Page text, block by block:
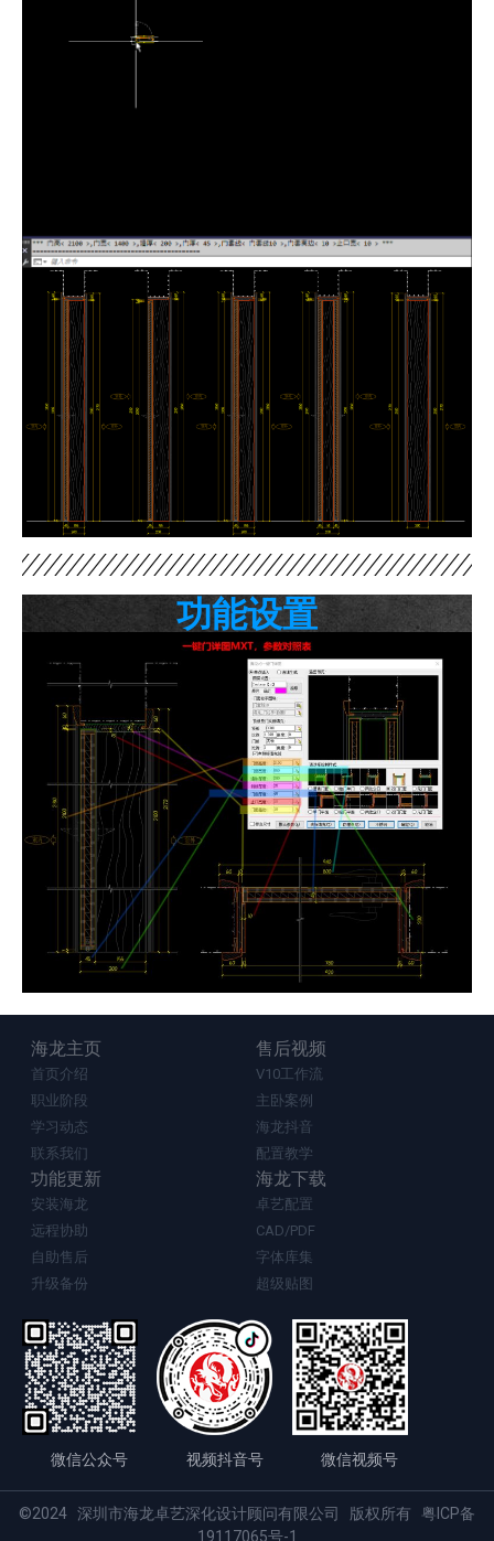
功能设置​
海龙主页
首页介绍
职业阶段
学习动态
联系我们
售后视频
V10工作流
主卧案例
海龙抖音
配置教学
功能更新
安装海龙
远程协助
自助售后
升级备份
海龙下载
卓艺配置
CAD/PDF
字体库集
超级贴图
微信公众号 视频抖音号 微信视频号
©2024 深圳市海龙卓艺深化设计顾问有限公司 版权所有 粤ICP备
19117065号-1